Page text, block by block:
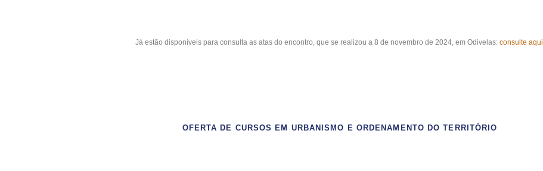
Já estão disponíveis para consulta as atas do encontro, que se realizou a 8 de novembro de 2024, em Odivelas: consulte aqui
OFERTA DE CURSOS EM URBANISMO E ORDENAMENTO DO TERRITÓRIO